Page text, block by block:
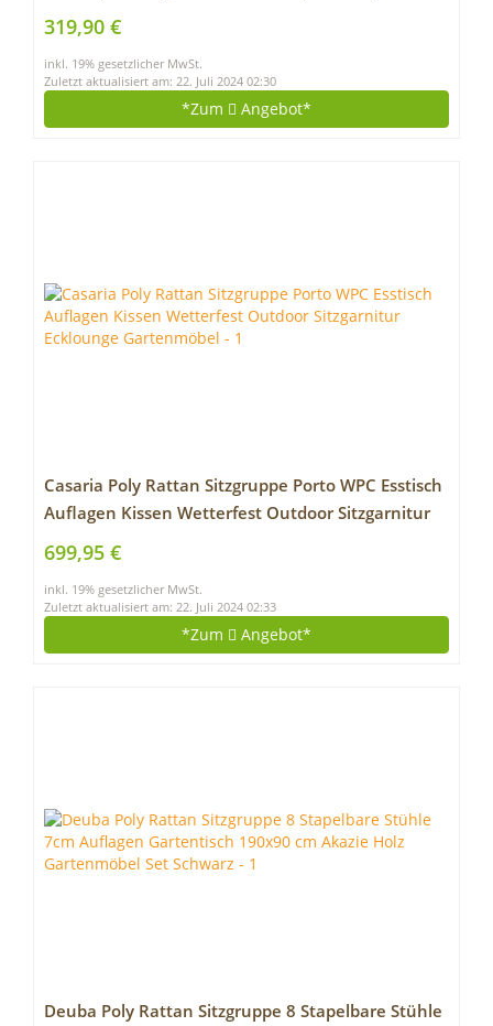
inklusive Kissen, mehrteilig, Braun
319,90 €
inkl. 19% gesetzlicher MwSt.
Zuletzt aktualisiert am: 22. Juli 2024 02:30
*Zum Angebot*
Casaria Poly Rattan Sitzgruppe Porto WPC Esstisch
Auflagen Kissen Wetterfest Outdoor Sitzgarnitur
Ecklounge Gartenmöbel
699,95 €
inkl. 19% gesetzlicher MwSt.
Zuletzt aktualisiert am: 22. Juli 2024 02:33
*Zum Angebot*
Deuba Poly Rattan Sitzgruppe 8 Stapelbare Stühle